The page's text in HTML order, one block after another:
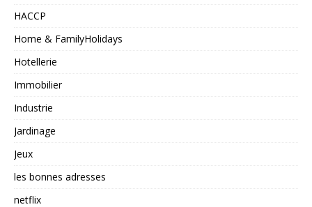
HACCP
Home & FamilyHolidays
Hotellerie
Immobilier
Industrie
Jardinage
Jeux
les bonnes adresses
netflix